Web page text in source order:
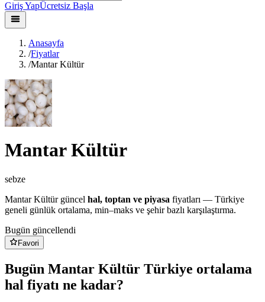
Giriş YapÜcretsiz Başla
Anasayfa
/Fiyatlar
/Mantar Kültür
Mantar Kültür
sebze
Mantar Kültürgüncel hal, toptan ve piyasa fiyatları — Türkiye
geneli günlük ortalama, min–maks ve şehir bazlı karşılaştırma.
Bugün güncellendi
Favori
Bugün Mantar Kültür Türkiye ortalama
hal fiyatı ne kadar?